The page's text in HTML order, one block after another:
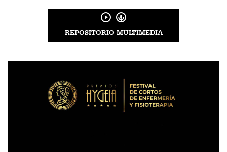
REPOSITORIO MULTIMEDIA